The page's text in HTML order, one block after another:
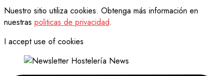
Nuestro sitio utiliza cookies. Obtenga más información en
nuestras politicas de privacidad.
I accept use of cookies